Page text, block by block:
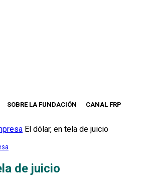
SOBRE LA FUNDACIÓN CANAL FRP
El dólar, en tela de juicio
de juicio